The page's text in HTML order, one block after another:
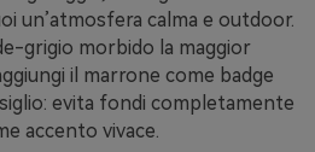
un’atmosfera calma e outdoor.
grigio morbido la maggior
il marrone come badge
evita fondi completamente
accento vivace.